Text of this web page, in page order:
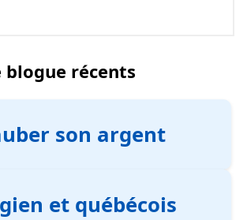
récents
son argent
et québécois